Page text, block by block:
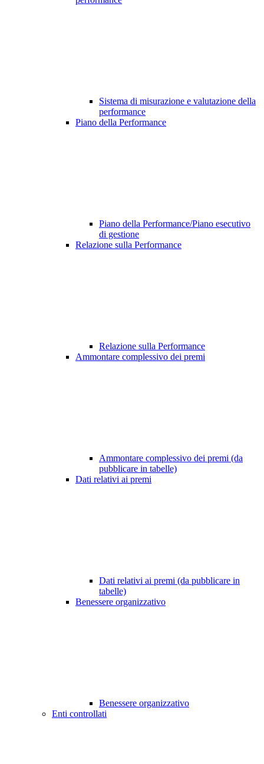
Sistema di misurazione e valutazione della
performance
Piano della Performance
Piano della Performance/Piano esecutivo
di gestione
Relazione sulla Performance
Relazione sulla Performance
Ammontare complessivo dei premi
Ammontare complessivo dei premi (da
pubblicare in tabelle)
Dati relativi ai premi
Dati relativi ai premi (da pubblicare in
tabelle)
Benessere organizzativo
Benessere organizzativo
Enti controllati